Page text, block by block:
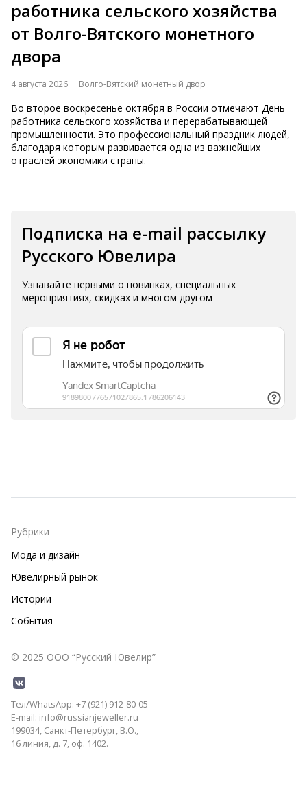
работника сельского хозяйства
от Волго-Вятского монетного
двора
4 августа 2026 Волго-Вятский монетный двор
Во второе воскресенье октября в России отмечают День
работника сельского хозяйства и перерабатывающей
промышленности. Это профессиональный праздник людей,
благодаря которым развивается одна из важнейших
отраслей экономики страны.
Подписка на e-mail рассылку
Русского Ювелира
Узнавайте первыми о новинках, специальных
мероприятиях, скидках и многом другом
© 2025 ООО “Русский Ювелир”
Тел/WhatsApp: +7 (921) 912-80-05
E-mail: info@russianjeweller.ru
199034, Санкт-Петербург, В.О.,
16 линия, д. 7, оф. 1402.
Рубрики
Мода и дизайн
Ювелирный рынок
Истории
События